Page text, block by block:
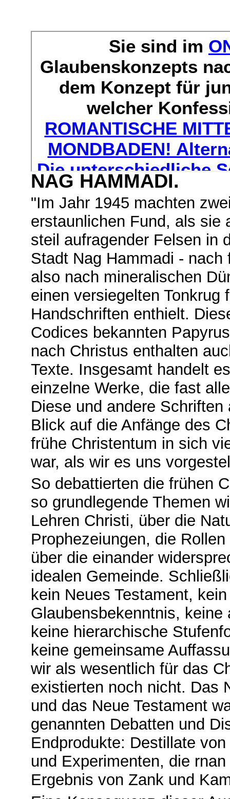
NAG HAMMADI.
"Im Jahr 1945 machten
erstaunlichen Fund, als sie
steil aufragender Felsen in
Stadt Nag Hammadi -
also nach mineralischen
einen versiegelten Tonkrug
Handschriften enthielt.
Codices bekannten
nach Christus enthalten
Texte. Insgesamt handelt
einzelne Werke, die fast
Diese und andere
Blick auf die Anfänge des
frühe Christentum in sich
war, als wir es uns
So debattierten die frühen
so grundlegende Themen
Lehren Christi, über die
Prophezeiungen, die
über die einander
idealen Gemeinde.
kein Neues Testament,
Glaubensbekenntnis,
keine hierarchische
keine gemeinsame
wir als wesentlich für das
existierten noch nicht. Das
und das Neue Testament
genannten Debatten und
Endprodukte: Destillate
und Experimenten, die
Ergebnis von Zank und